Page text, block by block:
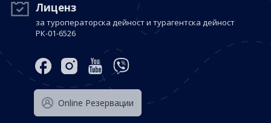
Свържете се с нас
0700 40 200
Лиценз
за туроператорска дейност и турагентска дейност
РК-01-6526
Оnline Резервации